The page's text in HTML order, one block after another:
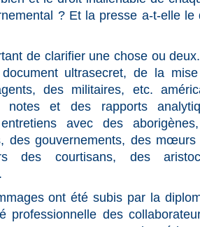
? Et la presse a-t-elle
de clarifier une chose ou
document ultrasecret, de la
des militaires, etc.
notes et des rapports
avec des
des gouvernements, des
des courtisans, des
ont été subis par la
professionnelle des